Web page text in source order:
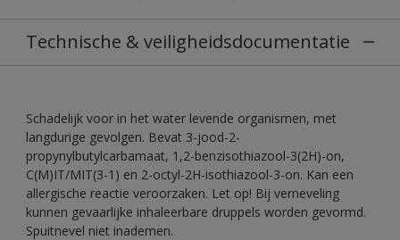
Technische & veiligheidsdocumentatie
Schadelijk voor in het water levende organismen, met
langdurige gevolgen. Bevat 3-jood-2-
propynylbutylcarbamaat, 1,2-benzisothiazool-3(2H)-on,
C(M)IT/MIT(3-1) en 2-octyl-2H-isothiazool-3-on. Kan een
allergische reactie veroorzaken. Let op! Bij verneveling
kunnen gevaarlijke inhaleerbare druppels worden gevormd.
Spuitnevel niet inademen.